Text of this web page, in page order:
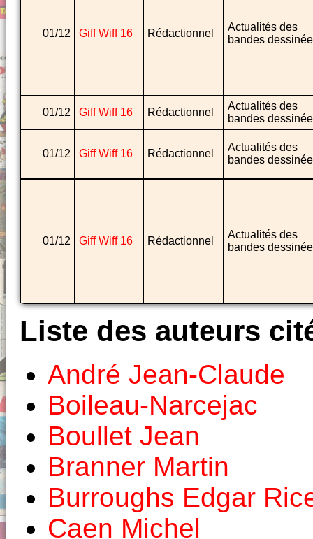
01/12 Giff Wiff 16 Rédactionnel
Actualités des
bandes
01/12 Giff Wiff 16 Rédactionnel
Actualités des
bandes
01/12 Giff Wiff 16 Rédactionnel
Actualités des
bandes
01/12 Giff Wiff 16 Rédactionnel
Actualités des
bandes
Liste des auteurs
André Jean-Claude
Boileau-Narcejac
Boullet Jean
Branner Martin
Burroughs Edgar
Caen Michel